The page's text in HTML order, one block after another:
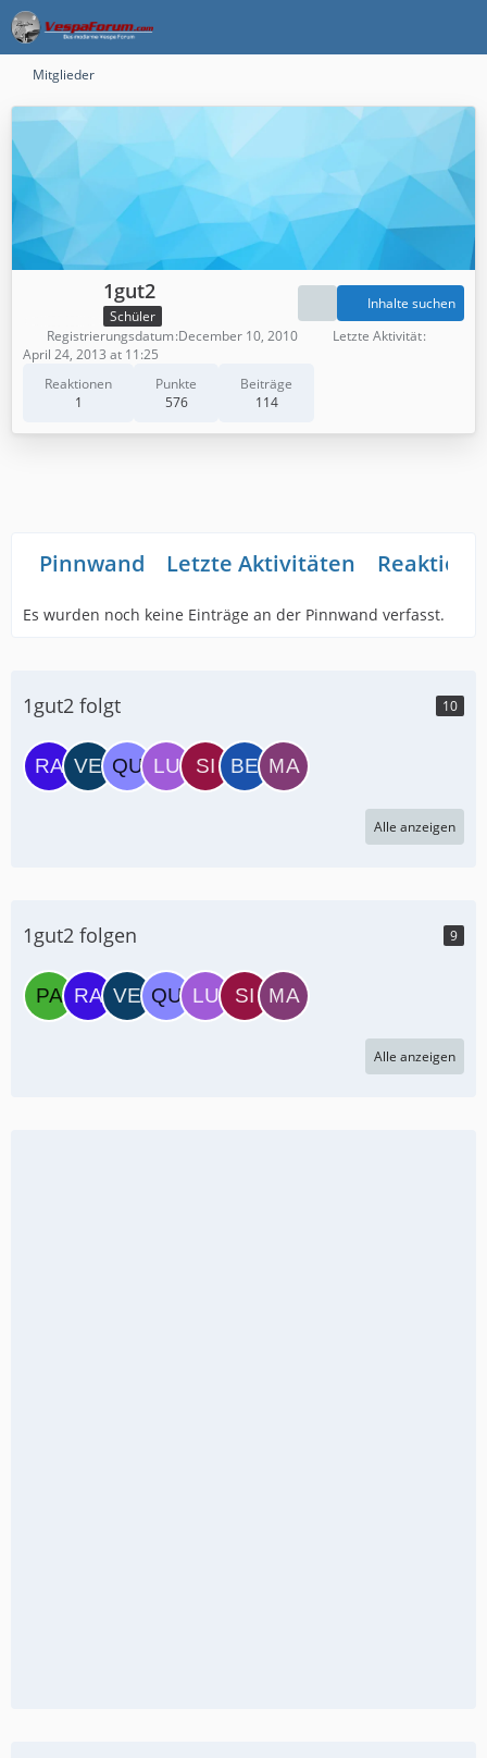
Mitglieder
1gut2
Schüler
Reaktionen
1
Punkte
576
Beiträge
114
Inhalte suchen
Registrierungsdatum December 10, 2010
Letzte Aktivität
April 24, 2013 at 11:25
Pinnwand Letzte Aktivitäten
Es wurden noch keine Einträge an der Pinnwand verfasst.
1gut2 folgt 10
Alle anzeigen
1gut2 folgen 9
Alle anzeigen